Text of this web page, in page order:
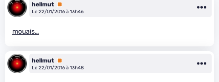
hellmut Premium
Le 22/01/2016 à 13h46
mouais…
hellmut Premium
Le 22/01/2016 à 13h48